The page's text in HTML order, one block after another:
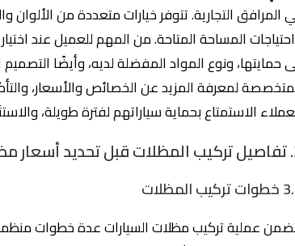
المرافق التجارية. تتوفر خيارات متعددة من
المساحة المتاحة. من المهم للعميل عند
حمايتها، ونوع المواد المفضلة لديه، وأيضًا
لمعرفة المزيد عن الخصائص والأسعار،
الاستمتاع بحماية سياراتهم لفترة طويلة،
المظلات
عملية تركيب مظلات السيارات عدة خطوات